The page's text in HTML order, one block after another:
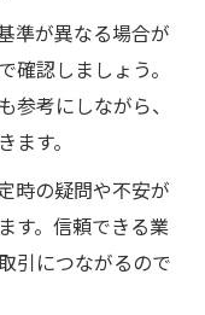
準が異なる場合が
確認しましょう。
参考にしながら、
す。
時の疑問や不安が
す。信頼できる業
引につながるので